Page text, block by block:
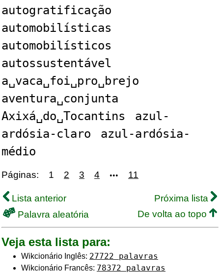
autogratificação
automobilísticas
automobilísticos
autossustentável
a␣vaca␣foi␣pro␣brejo
aventura␣conjunta
Axixá␣do␣Tocantins
azul-
ardósia-claro
azul-ardósia-
médio
Páginas: 1 2 3 4 ••• 11
Lista anterior
Próxima lista
Palavra aleatória
De volta ao topo
Veja esta lista para:
Wikcionário Inglês: 27722 palavras
Wikcionário Francês: 78372 palavras